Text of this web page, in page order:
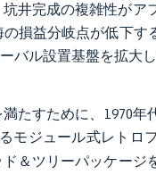
井完成の複雑性がア
損益分岐点が低下す
バル設置基盤を拡大し
たすために、1970年
モジュール式レトロ
＆ツリーパッケージ